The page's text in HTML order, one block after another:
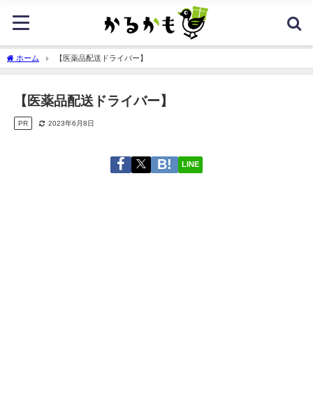
ホーム 【医薬品配送ドライバー】
【医薬品配送ドライバー】
PR 2023年6月8日
LINE